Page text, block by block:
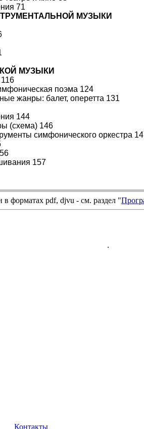
71
МУЗЫКИ
МУЗЫКИ
поэма 124
жанры: балет, оперетта 131
144
(схема) 146
симфонического оркестра
157
в форматахpdf,djvu - см. раздел "
.
Контакты